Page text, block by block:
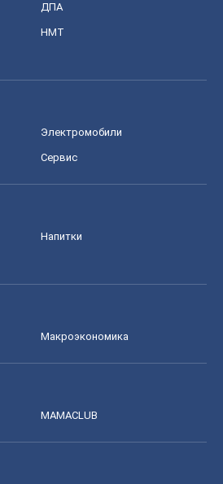
ДПА
НМТ
Электромобили
Сервис
Напитки
Mакроэкономика
MAMACLUB